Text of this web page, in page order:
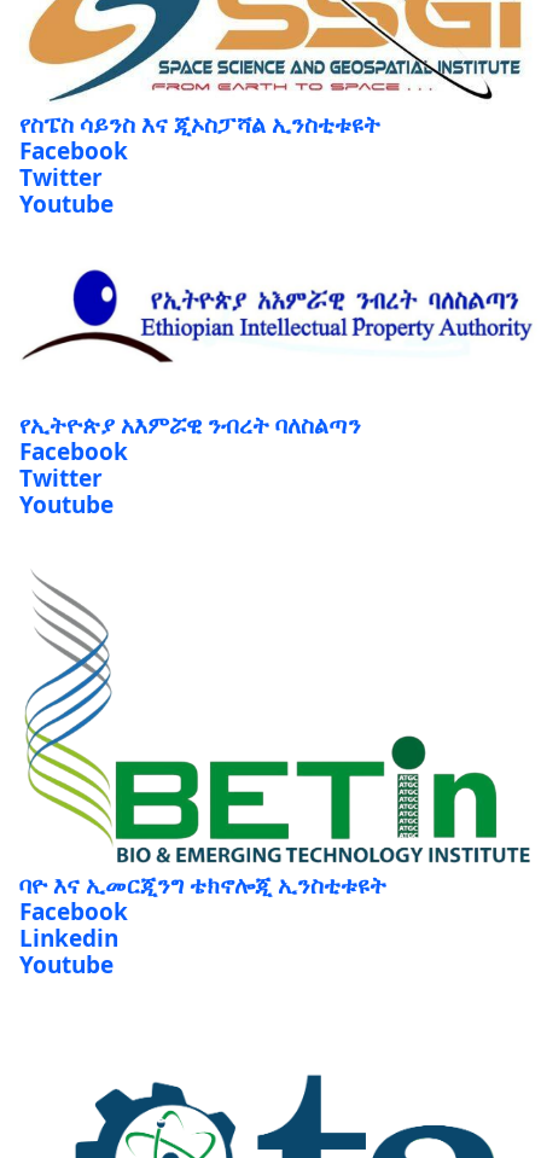
የስፔስ ሳይንስ እና ጂኦስፓሻል ኢንስቲቱዩት
Facebook
Twitter
Youtube
የኢትዮጵያ አእምሯዊ ንብረት ባለስልጣን
Facebook
Twitter
Youtube
ባዮ እና ኢመርጂንግ ቴክኖሎጂ ኢንስቲቱዩት
Facebook
Linkedin
Youtube